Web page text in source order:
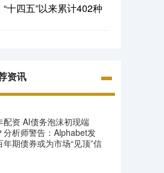
十四五”以来累计402种
资讯
配资 AI债务泡沫初现端
分析师警告：Alphabet发
年期债券或为市场“见顶”信